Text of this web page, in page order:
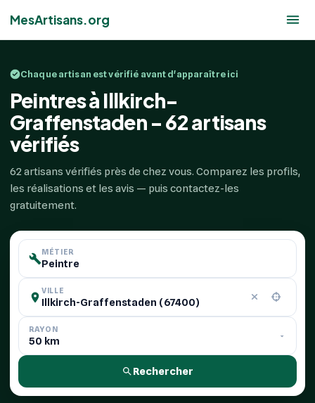
MesArtisans.org
Chaque artisan est vérifié avant d'apparaître ici
Peintres à Illkirch-
Graffenstaden - 62 artisans
vérifiés
62 artisans vérifiés près de chez vous. Comparez les profils,
les réalisations et les avis — puis contactez-les
gratuitement.
MÉTIER
VILLE
RAYON
Rechercher